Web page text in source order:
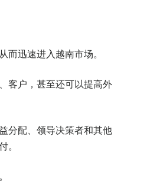
迅速进入越南市场。
客户，甚至还可以提高外
分配、领导决策者和其他
。